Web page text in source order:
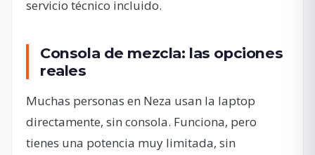
servicio técnico incluido.
Consola de mezcla: las opciones
reales
Muchas personas en Neza usan la laptop
directamente, sin consola. Funciona, pero
tienes una potencia muy limitada, sin